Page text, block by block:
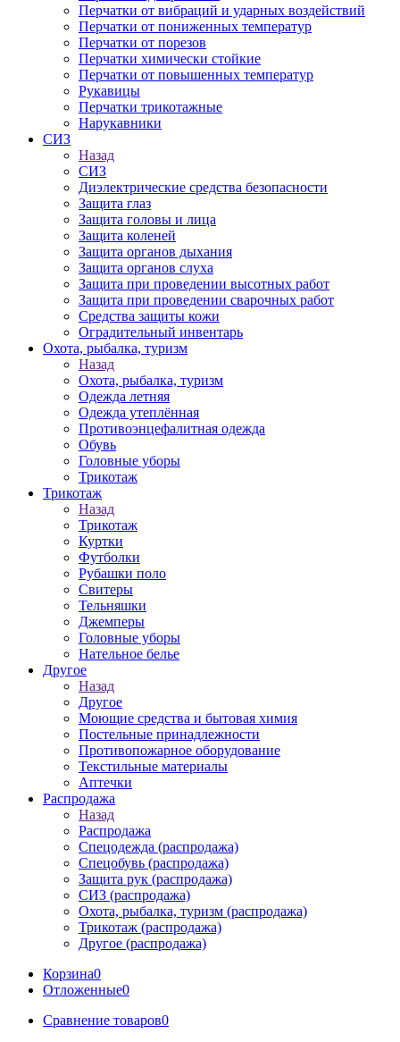
Перчатки от вибраций и ударных воздействий
Перчатки от пониженных температур
Перчатки от порезов
Перчатки химически стойкие
Перчатки от повышенных температур
Рукавицы
Перчатки трикотажные
Нарукавники
СИЗ
Назад
СИЗ
Диэлектрические средства безопасности
Защита глаз
Защита головы и лица
Защита коленей
Защита органов дыхания
Защита органов слуха
Защита при проведении высотных работ
Защита при проведении сварочных работ
Средства защиты кожи
Оградительный инвентарь
Охота, рыбалка, туризм
Назад
Охота, рыбалка, туризм
Одежда летняя
Одежда утеплённая
Противоэнцефалитная одежда
Обувь
Головные уборы
Трикотаж
Трикотаж
Назад
Трикотаж
Куртки
Футболки
Рубашки поло
Свитеры
Тельняшки
Джемперы
Головные уборы
Нательное белье
Другое
Назад
Другое
Моющие средства и бытовая химия
Постельные принадлежности
Противопожарное оборудование
Текстильные материалы
Аптечки
Распродажа
Назад
Распродажа
Спецодежда (распродажа)
Спецобувь (распродажа)
Защита рук (распродажа)
СИЗ (распродажа)
Охота, рыбалка, туризм (распродажа)
Трикотаж (распродажа)
Другое (распродажа)
Корзина0
Отложенные0
Сравнение товаров0